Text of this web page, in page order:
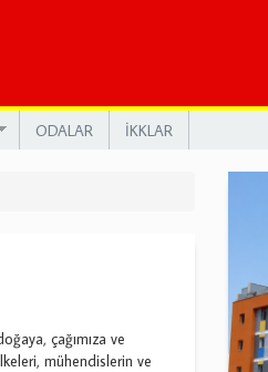
ODALAR İKKLAR
çağımıza ve
mühendislerin ve